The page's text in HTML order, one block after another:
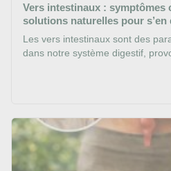
Vers intestinaux : symptômes
solutions naturelles pour s’en
Les vers intestinaux sont des
dans notre système digestif,